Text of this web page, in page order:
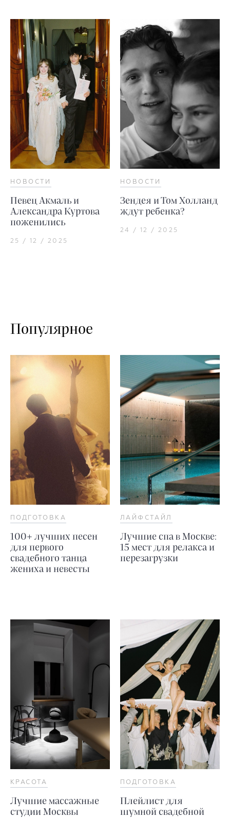
НОВОСТИ
Певец Акмаль и
Александра Куртова
поженились
25 / 12 / 2025
НОВОСТИ
Зендея и Том Холланд
ждут ребенка?
24 / 12 / 2025
Популярное
ПОДГОТОВКА
100+ лучших песен
для первого
свадебного танца
жениха и невесты
ЛАЙФСТАЙЛ
Лучшие спа в Москве:
15 мест для релакса и
перезагрузки
КРАСОТА
Лучшие массажные
студии Москвы
ПОДГОТОВКА
Плейлист для
шумной свадебной